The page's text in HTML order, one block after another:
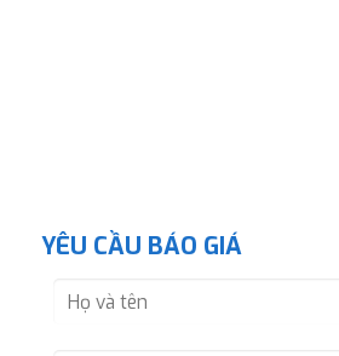
YÊU CẦU BÁO GIÁ